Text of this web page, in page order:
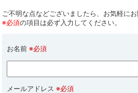
ご不明な点などございましたら、お気軽にお
※必須の項目は必ず入力してください。
お名前※必須
メールアドレス※必須